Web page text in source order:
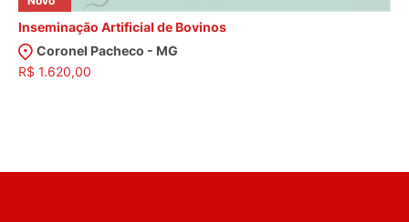
Inseminação Artificial de Bovinos
Coronel Pacheco - MG
R$ 1.620,00